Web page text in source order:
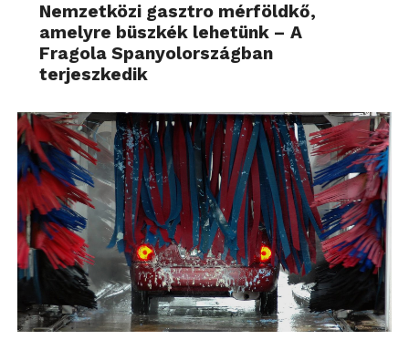
Nemzetközi gasztro mérföldkő,
amelyre büszkék lehetünk – A
Fragola Spanyolországban
terjeszkedik